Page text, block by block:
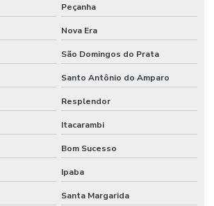
Peçanha
Nova Era
São Domingos do Prata
Santo Antônio do Amparo
Resplendor
Itacarambi
Bom Sucesso
Ipaba
Santa Margarida